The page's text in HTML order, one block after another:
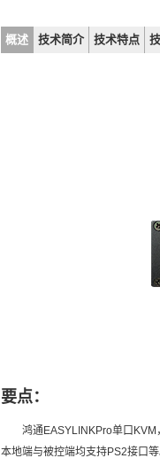
概述 技术简介 技术特点
要点：
鸿通EASYLINKPro单口
本地端与被控端均支持PS2接口